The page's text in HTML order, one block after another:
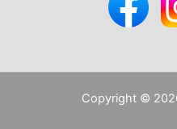
Copyright ©